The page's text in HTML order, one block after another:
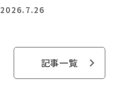
2026.7.26
記事一覧